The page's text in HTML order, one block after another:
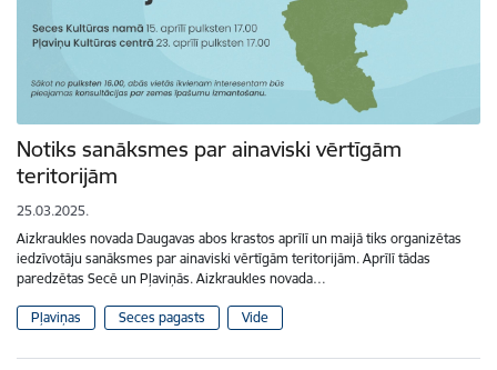
Notiks sanāksmes par ainaviski vērtīgām
teritorijām
25.03.2025.
Aizkraukles novada Daugavas abos krastos aprīlī un maijā tiks organizētas
iedzīvotāju sanāksmes par ainaviski vērtīgām teritorijām. Aprīlī tādas
paredzētas Secē un Pļaviņās. Aizkraukles novada…
Pļaviņas Seces pagasts Vide